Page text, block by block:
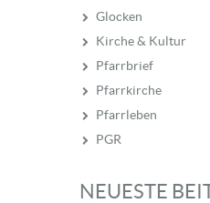
Glocken
Kirche & Kultur
Pfarrbrief
Pfarrkirche
Pfarrleben
PGR
NEUESTE